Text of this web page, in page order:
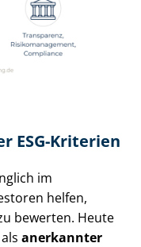
ESG-Kriterien
im
helfen,
bewerten. Heute
anerkannter